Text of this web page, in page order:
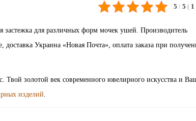
5 / 5 ( 1
застежка для различных форм мочек ушей. Производитель
Украина «Новая Почта», оплата заказа при
Твой золотой век современного ювелирного искусства и
изделий